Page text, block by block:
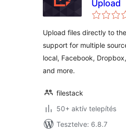
Upload
Upload files directly to
support for multiple
local, Facebook,
and more.
filestack
50+ aktív telepítés
Tesztelve: 6.8.7